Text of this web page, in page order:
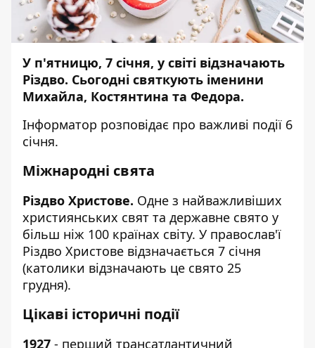
У п'ятницю, 7 січня, у світі відзначають
Різдво. Сьогодні святкують іменини
Михайла, Костянтина та Федора.
Інформатор розповідає про важливі події 6
січня.
Міжнародні свята
Різдво Христове. Одне з найважливіших
християнських свят та державне свято у
більш ніж 100 країнах світу. У православ'ї
Різдво Христове відзначається 7 січня
(католики відзначають це свято 25
грудня).
Цікаві історичні події
1927 - перший трансатлантичний